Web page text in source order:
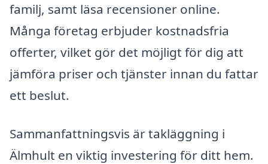
familj, samt läsa recensioner online.
Många företag erbjuder kostnadsfria
offerter, vilket gör det möjligt för dig att
jämföra priser och tjänster innan du fattar
ett beslut.
Sammanfattningsvis är takläggning i
Älmhult en viktig investering för ditt hem.